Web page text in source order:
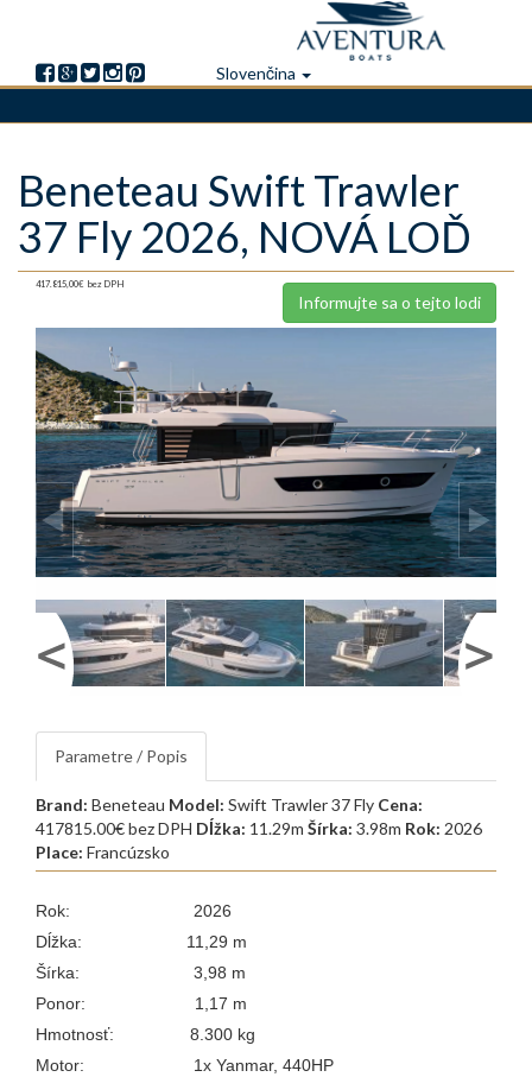
hlavný
obsah
Slovenčina
Beneteau Swift Trawler
37 Fly 2026, NOVÁ LOĎ
Informujte sa o tejto lodi
417.815,00€ bez DPH
Parametre / Popis
Brand: Beneteau Model: Swift Trawler 37 Fly Cena:
417815.00€ bez DPH Dĺžka: 11.29m Šírka: 3.98m Rok: 2026
Place: Francúzsko
Rok: 2026
Dĺžka: 11,29 m
Šírka: 3,98 m
Ponor: 1,17 m
Hmotnosť: 8.300 kg
Motor: 1x Yanmar, 440HP